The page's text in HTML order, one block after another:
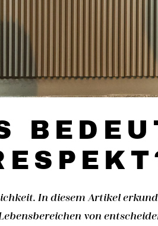
In diesem Artikel
von